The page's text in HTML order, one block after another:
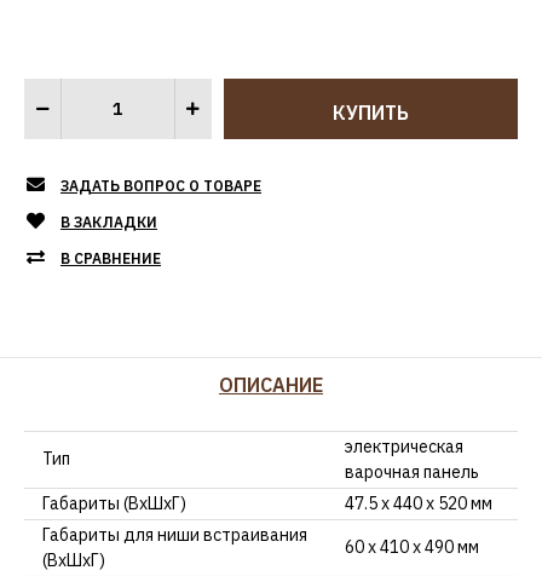
ЗАДАТЬ ВОПРОС О ТОВАРЕ
В ЗАКЛАДКИ
В СРАВНЕНИЕ
ОПИСАНИЕ
Тип
электрическая
варочная панель
Габариты (ВхШхГ)
47.5 х 440 х 520 мм
Габариты для ниши встраивания
(ВхШхГ)
60 х 410 х 490 мм